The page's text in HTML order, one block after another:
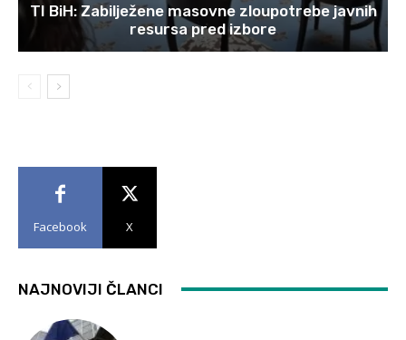
TI BiH: Zabilježene masovne zloupotrebe javnih
resursa pred izbore
Facebook X
NAJNOVIJI ČLANCI